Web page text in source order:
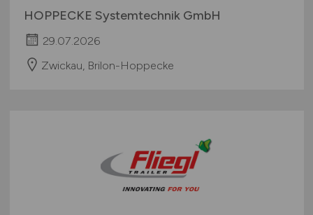
HOPPECKE Systemtechnik GmbH
29.07.2026
Zwickau, Brilon-Hoppecke